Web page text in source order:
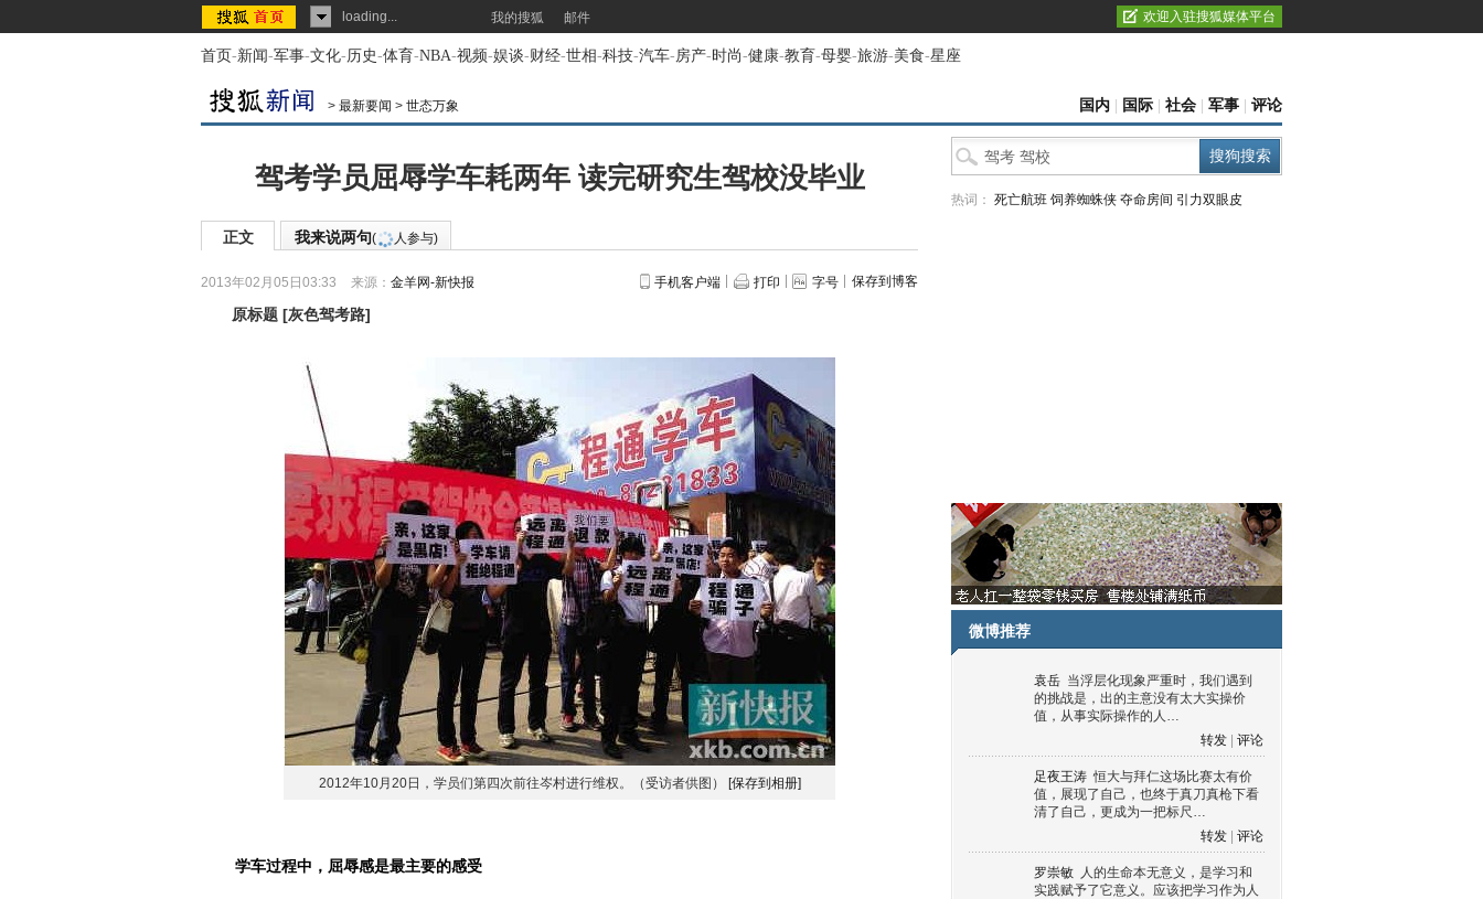
loading... 我的搜狐 邮件 欢迎入驻搜狐媒体平台
首页-新闻-军事-文化-历史-体育-NBA-视频-娱谈-财经-世相-科技-汽车-房产-时尚-健康-教育-母婴-旅游-美食-星座
> 最新要闻 > 世态万象 国内 国际 社会 军事 评论
驾考学员屈辱学车耗两年 读完研究生驾校没毕业
正文 我来说两句( 人参与)
2013年02月05日03:33 来源： 金羊网-新快报 手机客户端 打印 字号 保存到博客
原标题 [灰色驾考路]
2012年10月20日，学员们第四次前往岑村进行维权。（受访者供图） [保存到相册]
学车过程中，屈辱感是最主要的感受
热词： 死亡航班 饲养蜘蛛侠 夺命房间 引力双眼皮
微博推荐
袁岳 当浮层化现象严重时，我们遇到
的挑战是，出的主意没有太大实操价
值，从事实际操作的人…
转发
评论
足夜王涛 恒大与拜仁这场比赛太有价
值，展现了自己，也终于真刀真枪下看
清了自己，更成为一把标尺…
转发
评论
罗崇敏 人的生命本无意义，是学习和
实践赋予了它意义。应该把学习作为人